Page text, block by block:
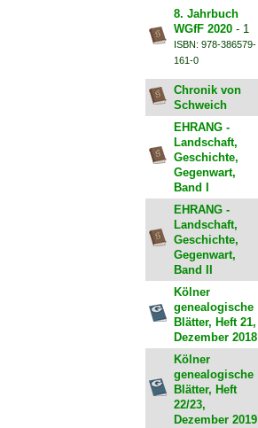
8. Jahrbuch
WGfF 2020- 1
ISBN: 978-386579-
161-0
Chronik von
Schweich
EHRANG -
Landschaft,
Geschichte,
Gegenwart,
Band I
EHRANG -
Landschaft,
Geschichte,
Gegenwart,
Band II
Kölner
genealogische
Blätter, Heft 21,
Dezember 2018
Kölner
genealogische
Blätter, Heft
22/23,
Dezember 2019